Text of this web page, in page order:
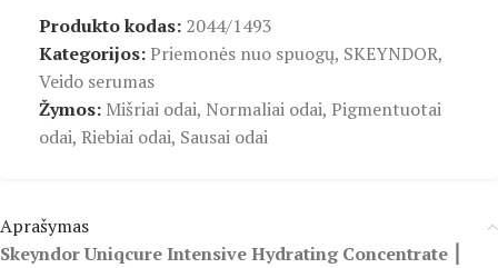
Produkto kodas: 2044/1493
Kategorijos: Priemonės nuo spuogų, SKEYNDOR,
Veido serumas
Žymos: Mišriai odai, Normaliai odai, Pigmentuotai
odai, Riebiai odai, Sausai odai
Aprašymas
Skeyndor Uniqcure Intensive Hydrating Concentrate ⎮